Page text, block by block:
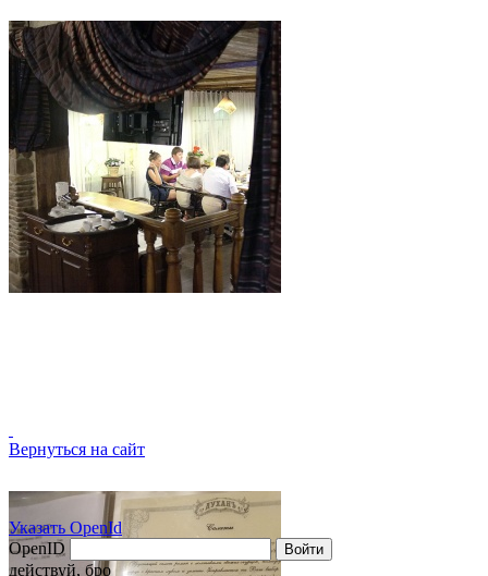
Вернуться на сайт
Указать OpenId
OpenID
Войти
действуй, бро